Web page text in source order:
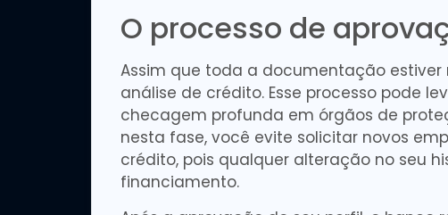
O processo de
Assim que toda a documentação
análise de crédito. Esse processo pode
checagem profunda em órgãos de
nesta fase, você evite solicitar novos
crédito, pois qualquer alteração no seu
financiamento.